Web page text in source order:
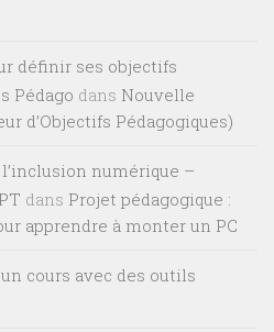
définir ses objectifs
Pédago dans Nouvelle
d’Objectifs Pédagogiques)
numérique –
dans Projet pédagogique :
apprendre à monter un PC
cours avec des outils